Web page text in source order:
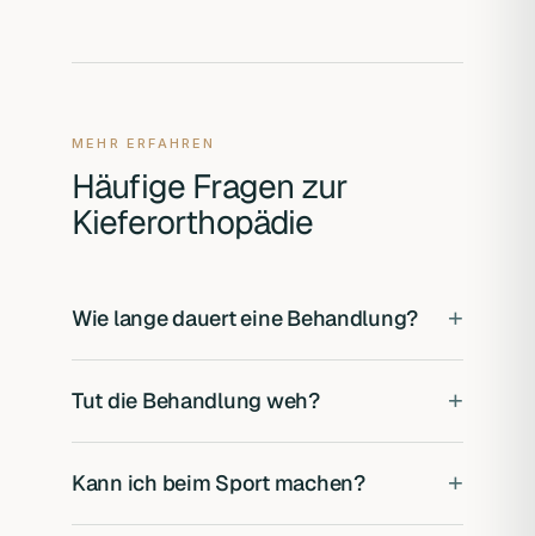
MEHR ERFAHREN
Häufige Fragen zur
Kieferorthopädie
Wie lange dauert eine Behandlung? +
Korrekturen sind oft in 6 bis 9 Monaten
Tut die Behandlung weh? +
können sich die Zähne empfindlich anfühlen.
Kann ich beim Sport machen? +